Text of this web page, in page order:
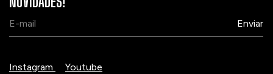
Instagram Youtube